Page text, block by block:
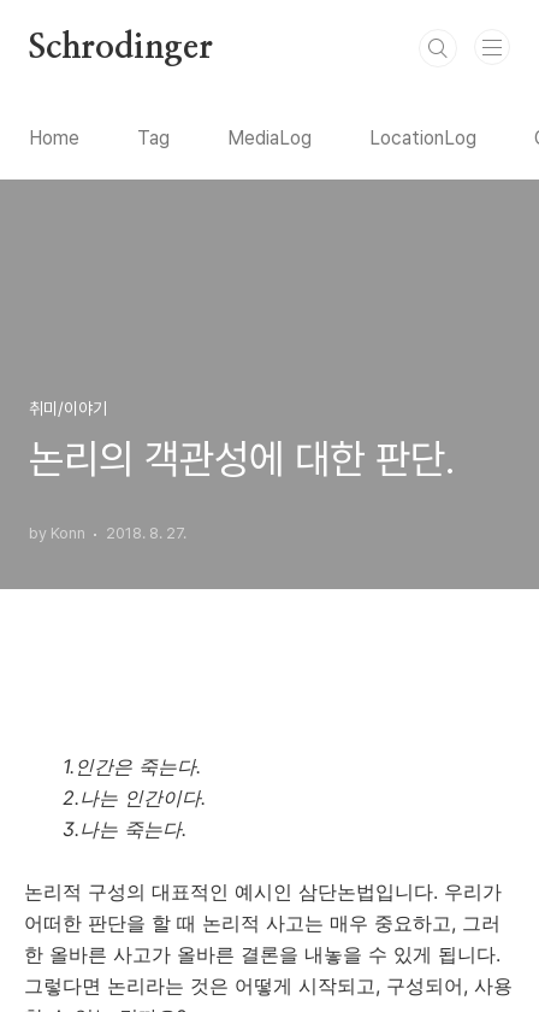
Schrodinger
Home Tag MediaLog LocationLog
취미/이야기
논리의 객관성에 대한 판단.
by Konn 2018. 8. 27.
1.인간은 죽는다.
2.나는 인간이다.
3.나는 죽는다.
논리적 구성의 대표적인 예시인 삼단논법입니다. 우리가
어떠한 판단을 할 때 논리적 사고는 매우 중요하고, 그러
한 올바른 사고가 올바른 결론을 내놓을 수 있게 됩니다.
그렇다면 논리라는 것은 어떻게 시작되고, 구성되어, 사용